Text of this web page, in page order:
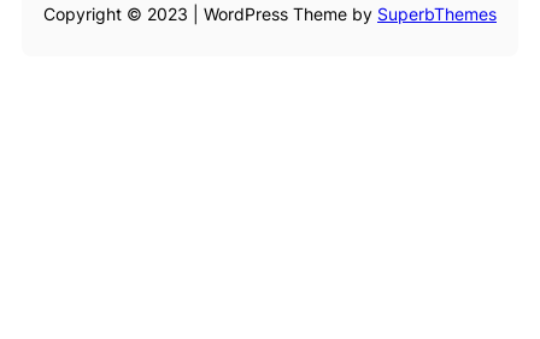
Copyright © 2023 | WordPress Theme by SuperbThemes